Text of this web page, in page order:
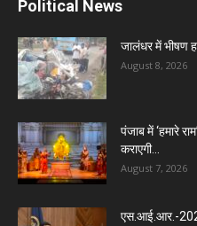
Political News
जालंधर में भीषण
August 8, 2026
पंजाब में ‘हमारे
कराएगी...
August 7, 2026
एस.आई.आर.-